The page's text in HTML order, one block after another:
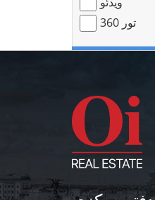
360 تور